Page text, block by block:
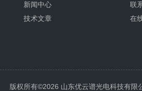
新闻中心
技术文章
联
在
版权所有©2026 山东优云谱光电科技有